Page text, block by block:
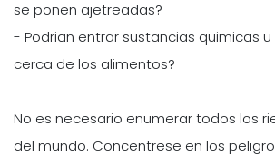
se ponen ajetreadas?
- Podrian entrar sustancias quimicas
cerca de los alimentos?
No es necesario enumerar todos los
del mundo. Concentrese en los